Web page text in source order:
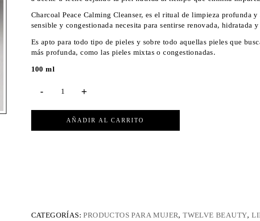
Charcoal Peace Calming Cleanser, es el ritual de limpieza profunda
sensible y congestionada necesita para sentirse renovada, hidratada y
Es apto para todo tipo de pieles y sobre todo aquellas pieles que
más profunda, como las pieles mixtas o congestionadas.
100 ml
AÑADIR AL CARRITO
CATEGORÍAS:PRODUCTOS PARA MUJER,TWELVE BEAUTY,